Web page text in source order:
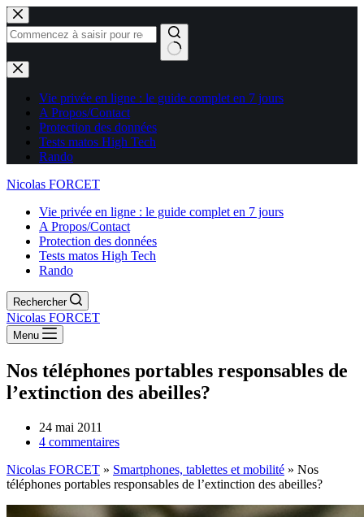
Aucun
résultat
Vie privée en ligne : le guide complet en 7 jours
A Propos/Contact
Protection des données
Tests matos High Tech
Rando
Nicolas FORCET
Vie privée en ligne : le guide complet en 7 jours
A Propos/Contact
Protection des données
Tests matos High Tech
Rando
Rechercher
Nicolas FORCET
Menu
Nos téléphones portables responsables de
l’extinction des abeilles?
24 mai 2011
4 commentaires
Nicolas FORCET » Smartphones, tablettes et mobilité » Nos
téléphones portables responsables de l’extinction des abeilles?